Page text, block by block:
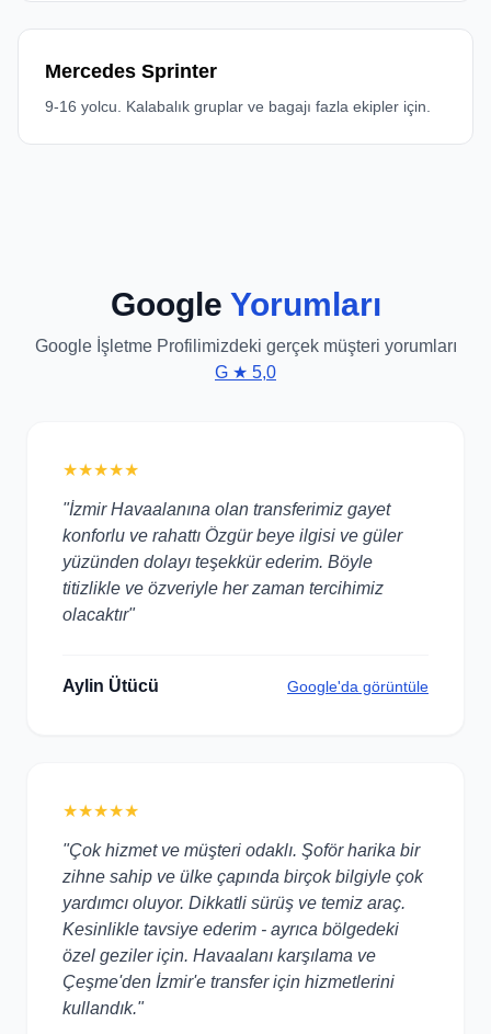
Mercedes Sprinter
9-16 yolcu. Kalabalık gruplar ve bagajı fazla ekipler için.
Google Yorumları
Google İşletme Profilimizdeki gerçek müşteri yorumları
G ★ 5,0
★★★★★
"İzmir Havaalanına olan transferimiz gayet
konforlu ve rahattı Özgür beye ilgisi ve güler
yüzünden dolayı teşekkür ederim. Böyle
titizlikle ve özveriyle her zaman tercihimiz
olacaktır"
Aylin Ütücü Google'da görüntüle
★★★★★
"Çok hizmet ve müşteri odaklı. Şoför harika bir
zihne sahip ve ülke çapında birçok bilgiyle çok
yardımcı oluyor. Dikkatli sürüş ve temiz araç.
Kesinlikle tavsiye ederim - ayrıca bölgedeki
özel geziler için. Havaalanı karşılama ve
Çeşme'den İzmir'e transfer için hizmetlerini
kullandık."